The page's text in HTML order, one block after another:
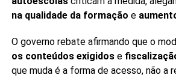
na qualidade da formação e
O governo rebate afirmando que o
os conteúdos exigidose
que muda é a forma de acesso, não a